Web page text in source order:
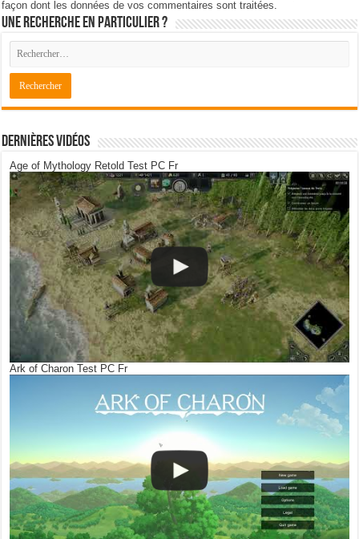
façon dont les données de vos commentaires sont traitées.
Une recherche en particulier ?
Dernières Vidéos
Age of Mythology Retold Test PC Fr
Ark of Charon Test PC Fr